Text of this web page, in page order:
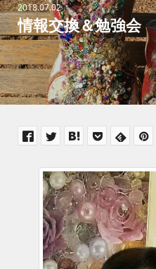
2018.07.02
情報交換＆勉強会